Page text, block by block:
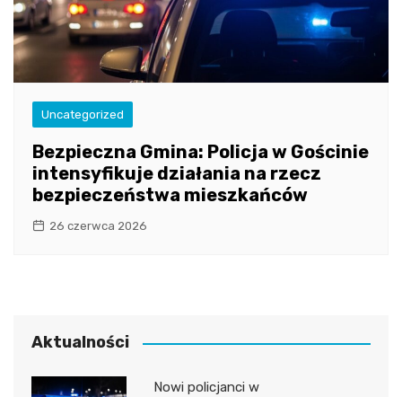
Uncategorized
Bezpieczna Gmina: Policja w Gościnie
intensyfikuje działania na rzecz
bezpieczeństwa mieszkańców
26 czerwca 2026
Aktualności
Nowi policjanci w